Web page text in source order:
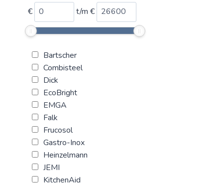
€ t/m €
Bartscher
Combisteel
Dick
EcoBright
EMGA
Falk
Frucosol
Gastro-Inox
Heinzelmann
JEMI
KitchenAid